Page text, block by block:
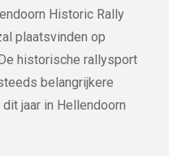
Historic Rally
plaatsvinden op
historische rallysport
belangrijkere
jaar in Hellendoorn